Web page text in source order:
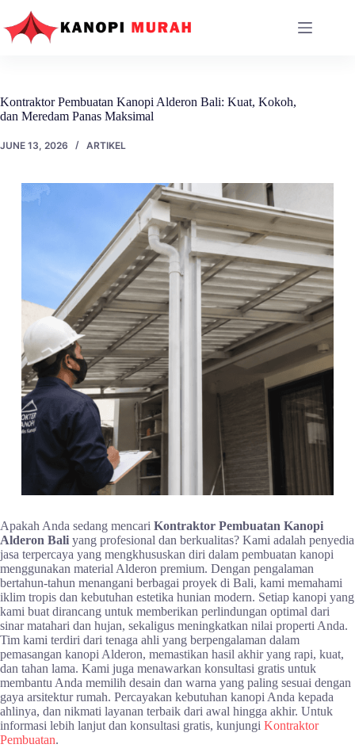
content
Kontraktor Pembuatan Kanopi Alderon Bali: Kuat, Kokoh,
dan Meredam Panas Maksimal
JUNE 13, 2026 ARTIKEL
Apakah Anda sedang mencari Kontraktor Pembuatan Kanopi
Alderon Bali yang profesional dan berkualitas? Kami adalah penyedia
jasa terpercaya yang mengkhususkan diri dalam pembuatan kanopi
menggunakan material Alderon premium. Dengan pengalaman
bertahun-tahun menangani berbagai proyek di Bali, kami memahami
iklim tropis dan kebutuhan estetika hunian modern. Setiap kanopi yang
kami buat dirancang untuk memberikan perlindungan optimal dari
sinar matahari dan hujan, sekaligus meningkatkan nilai properti Anda.
Tim kami terdiri dari tenaga ahli yang berpengalaman dalam
pemasangan kanopi Alderon, memastikan hasil akhir yang rapi, kuat,
dan tahan lama. Kami juga menawarkan konsultasi gratis untuk
membantu Anda memilih desain dan warna yang paling sesuai dengan
gaya arsitektur rumah. Percayakan kebutuhan kanopi Anda kepada
ahlinya, dan nikmati layanan terbaik dari awal hingga akhir. Untuk
informasi lebih lanjut dan konsultasi gratis, kunjungi Kontraktor
Pembuatan.